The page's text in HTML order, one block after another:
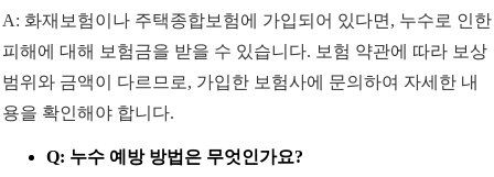
A: 화재보험이나 주택종합보험에 가입되어 있다면, 누수로 인한
피해에 대해 보험금을 받을 수 있습니다. 보험 약관에 따라 보상
범위와 금액이 다르므로, 가입한 보험사에 문의하여 자세한 내
용을 확인해야 합니다.
Q: 누수 예방 방법은 무엇인가요?